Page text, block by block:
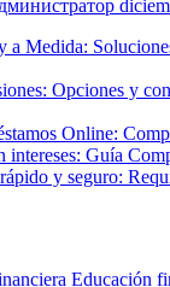
a Medida:
Opciones y
Online:
intereses: Guía
y seguro:
Educación